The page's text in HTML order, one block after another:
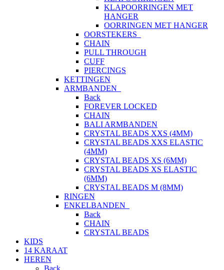
KLAPOORRINGEN MET
HANGER
OORRINGEN MET HANGER
OORSTEKERS
CHAIN
PULL THROUGH
CUFF
PIERCINGS
KETTINGEN
ARMBANDEN
Back
FOREVER LOCKED
CHAIN
BALI ARMBANDEN
CRYSTAL BEADS XXS (4MM)
CRYSTAL BEADS XXS ELASTIC
(4MM)
CRYSTAL BEADS XS (6MM)
CRYSTAL BEADS XS ELASTIC
(6MM)
CRYSTAL BEADS M (8MM)
RINGEN
ENKELBANDEN
Back
CHAIN
CRYSTAL BEADS
KIDS
14 KARAAT
HEREN
Back